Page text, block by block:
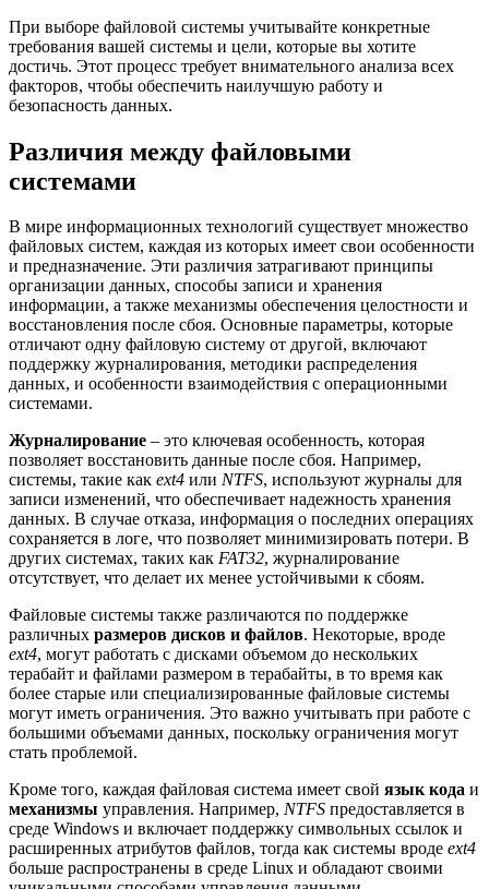
При выборе файловой системы учитывайте конкретные
требования вашей системы и цели, которые вы хотите
достичь. Этот процесс требует внимательного анализа всех
факторов, чтобы обеспечить наилучшую работу и
безопасность данных.
Различия между файловыми
системами
В мире информационных технологий существует множество
файловых систем, каждая из которых имеет свои особенности
и предназначение. Эти различия затрагивают принципы
организации данных, способы записи и хранения
информации, а также механизмы обеспечения целостности и
восстановления после сбоя. Основные параметры, которые
отличают одну файловую систему от другой, включают
поддержку журналирования, методики распределения
данных, и особенности взаимодействия с операционными
системами.
Журналирование – это ключевая особенность, которая
позволяет восстановить данные после сбоя. Например,
системы, такие как ext4 или NTFS, используют журналы для
записи изменений, что обеспечивает надежность хранения
данных. В случае отказа, информация о последних операциях
сохраняется в логе, что позволяет минимизировать потери. В
других системах, таких как FAT32, журналирование
отсутствует, что делает их менее устойчивыми к сбоям.
Файловые системы также различаются по поддержке
различных размеров дисков и файлов. Некоторые, вроде
ext4, могут работать с дисками объемом до нескольких
терабайт и файлами размером в терабайты, в то время как
более старые или специализированные файловые системы
могут иметь ограничения. Это важно учитывать при работе с
большими объемами данных, поскольку ограничения могут
стать проблемой.
Кроме того, каждая файловая система имеет свой язык кода и
механизмы управления. Например, NTFS предоставляется в
среде Windows и включает поддержку символьных ссылок и
расширенных атрибутов файлов, тогда как системы вроде ext4
больше распространены в среде Linux и обладают своими